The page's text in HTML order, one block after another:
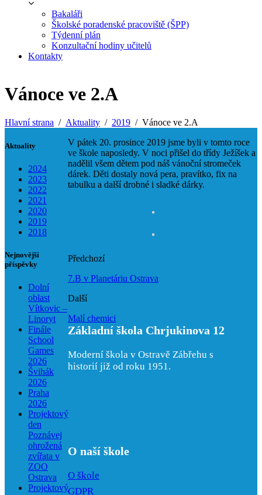
Bakaláři
Školské poradenské pracoviště (ŠPP)
Týdenní plán
Konzultační hodiny učitelů
Kontakty
Vánoce ve 2.A
Hlavní strana Aktuality 2019 Vánoce ve 2.A
Aktuality
2024
2023
2022
2021
2020
2019
2018
Nejnovější
příspěvky
Dolní
oblast
Vítkovic –
Linoryt
Finále
School
Games
2026
Švihák
2026
Praha
2026
Projektový
den
Poznávej
ohrožená
zvířata v
ZOO
Ostrava
Projektový
V pátek 20. prosince 2019 jsme byli v tomto roce
ve škole naposledy. V noci přišel do třídy Ježíšek a
nadělil všem dětem pod náš vánoční stromeček
dárek. Děti dostaly nová pera, pravítko, fix na
tabulku a další drobné i sladké dárky.
Předchozí
7.B v Planetáriu Ostrava
Další
Malí chemici
Základní škola Chrjukinova 12
Moderní škola v Ostravě Zábřehu s
historií již od roku 1951.
O naší škole
O škole
GDPR